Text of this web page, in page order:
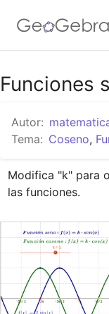
Google
GeoGebra
Funciones
Autor:
Tema: Coseno,
Modifica "k" para
las funciones.